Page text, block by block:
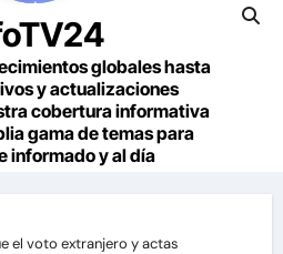
globales hasta
y actualizaciones
cobertura informativa
gama de temas para
informado y al día
el voto extranjero y actas